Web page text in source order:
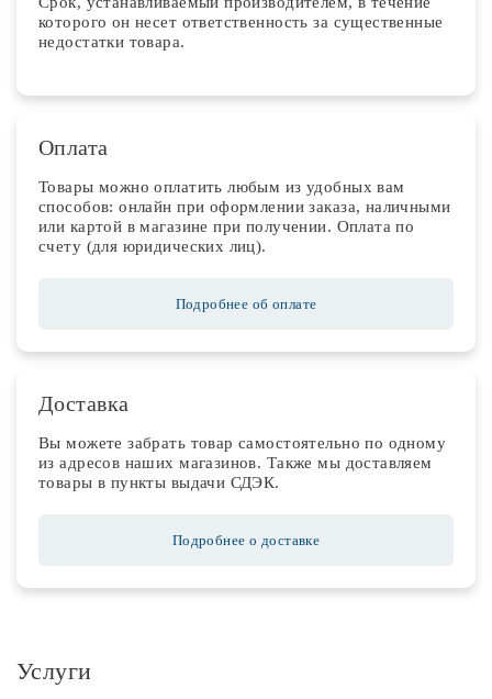
которого он несет ответственность за существенные
недостатки товара.
Оплата
Товары можно оплатить любым из удобных вам
способов: онлайн при оформлении заказа, наличными
или картой в магазине при получении. Оплата по
счету (для юридических лиц).
Подробнее об оплате
Доставка
Вы можете забрать товар самостоятельно по одному
из адресов наших магазинов. Также мы доставляем
товары в пункты выдачи СДЭК.
Подробнее о доставке
Услуги